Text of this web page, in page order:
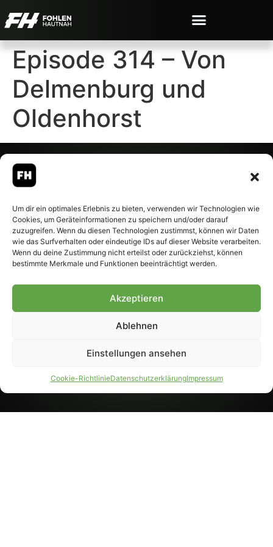
Um dir ein optimales Erlebnis zu bieten, verwenden wir Technologien wie
Cookies, um Geräteinformationen zu speichern und/oder darauf
zuzugreifen. Wenn du diesen Technologien zustimmst, können wir Daten
wie das Surfverhalten oder eindeutige IDs auf dieser Website verarbeiten.
Wenn du deine Zustimmung nicht erteilst oder zurückziehst, können
bestimmte Merkmale und Funktionen beeinträchtigt werden.
Akzeptieren
Ablehnen
Einstellungen ansehen
Cookie-RichtlinieDatenschutzerklärungImpressum
Episode 314 – Von
Delmenburg und
Oldenhorst
– Alle rechte vorbehalten.
Fohlen-Hautnah.de ist ein
offiziell eingetragenes Magazin
bei der Deutschen
Nationalbibliothek (ISSN 1868-
Weiterverarbeitung, auch
Genehmigung.
PARTNER WERDEN
AGB